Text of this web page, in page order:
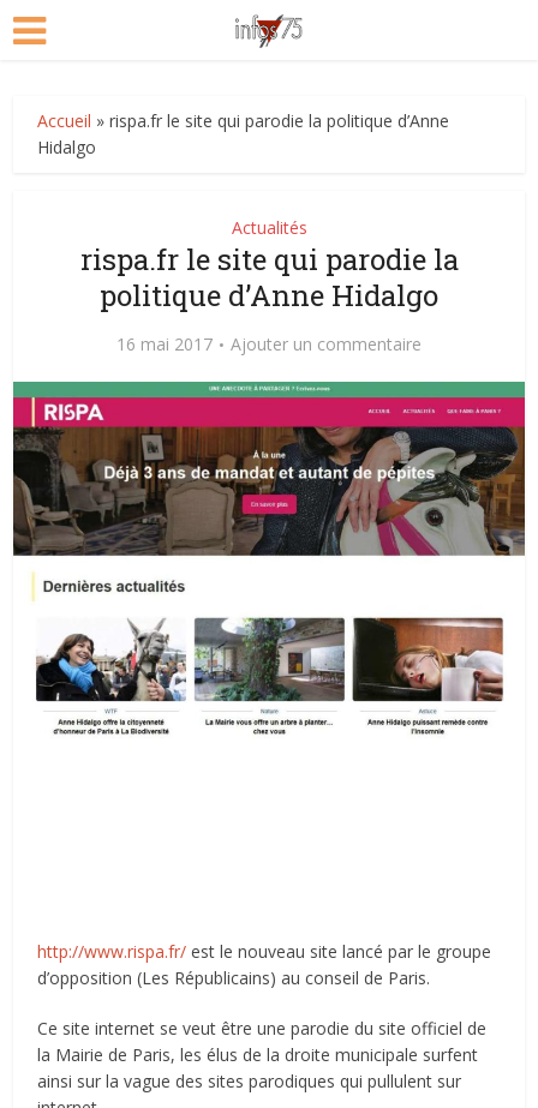
Accueil »rispa.fr le site qui parodie la politique d’Anne
Hidalgo
Actualités
rispa.fr le site qui parodie la
politique d’Anne Hidalgo
16 mai 2017 Ajouter un commentaire
http://www.rispa.fr/ est le nouveau site lancé par le groupe
d’opposition (Les Républicains) au conseil de Paris.
Ce site internet se veut être une parodie du site officiel de
la Mairie de Paris, les élus de la droite municipale surfent
ainsi sur la vague des sites parodiques qui pullulent sur